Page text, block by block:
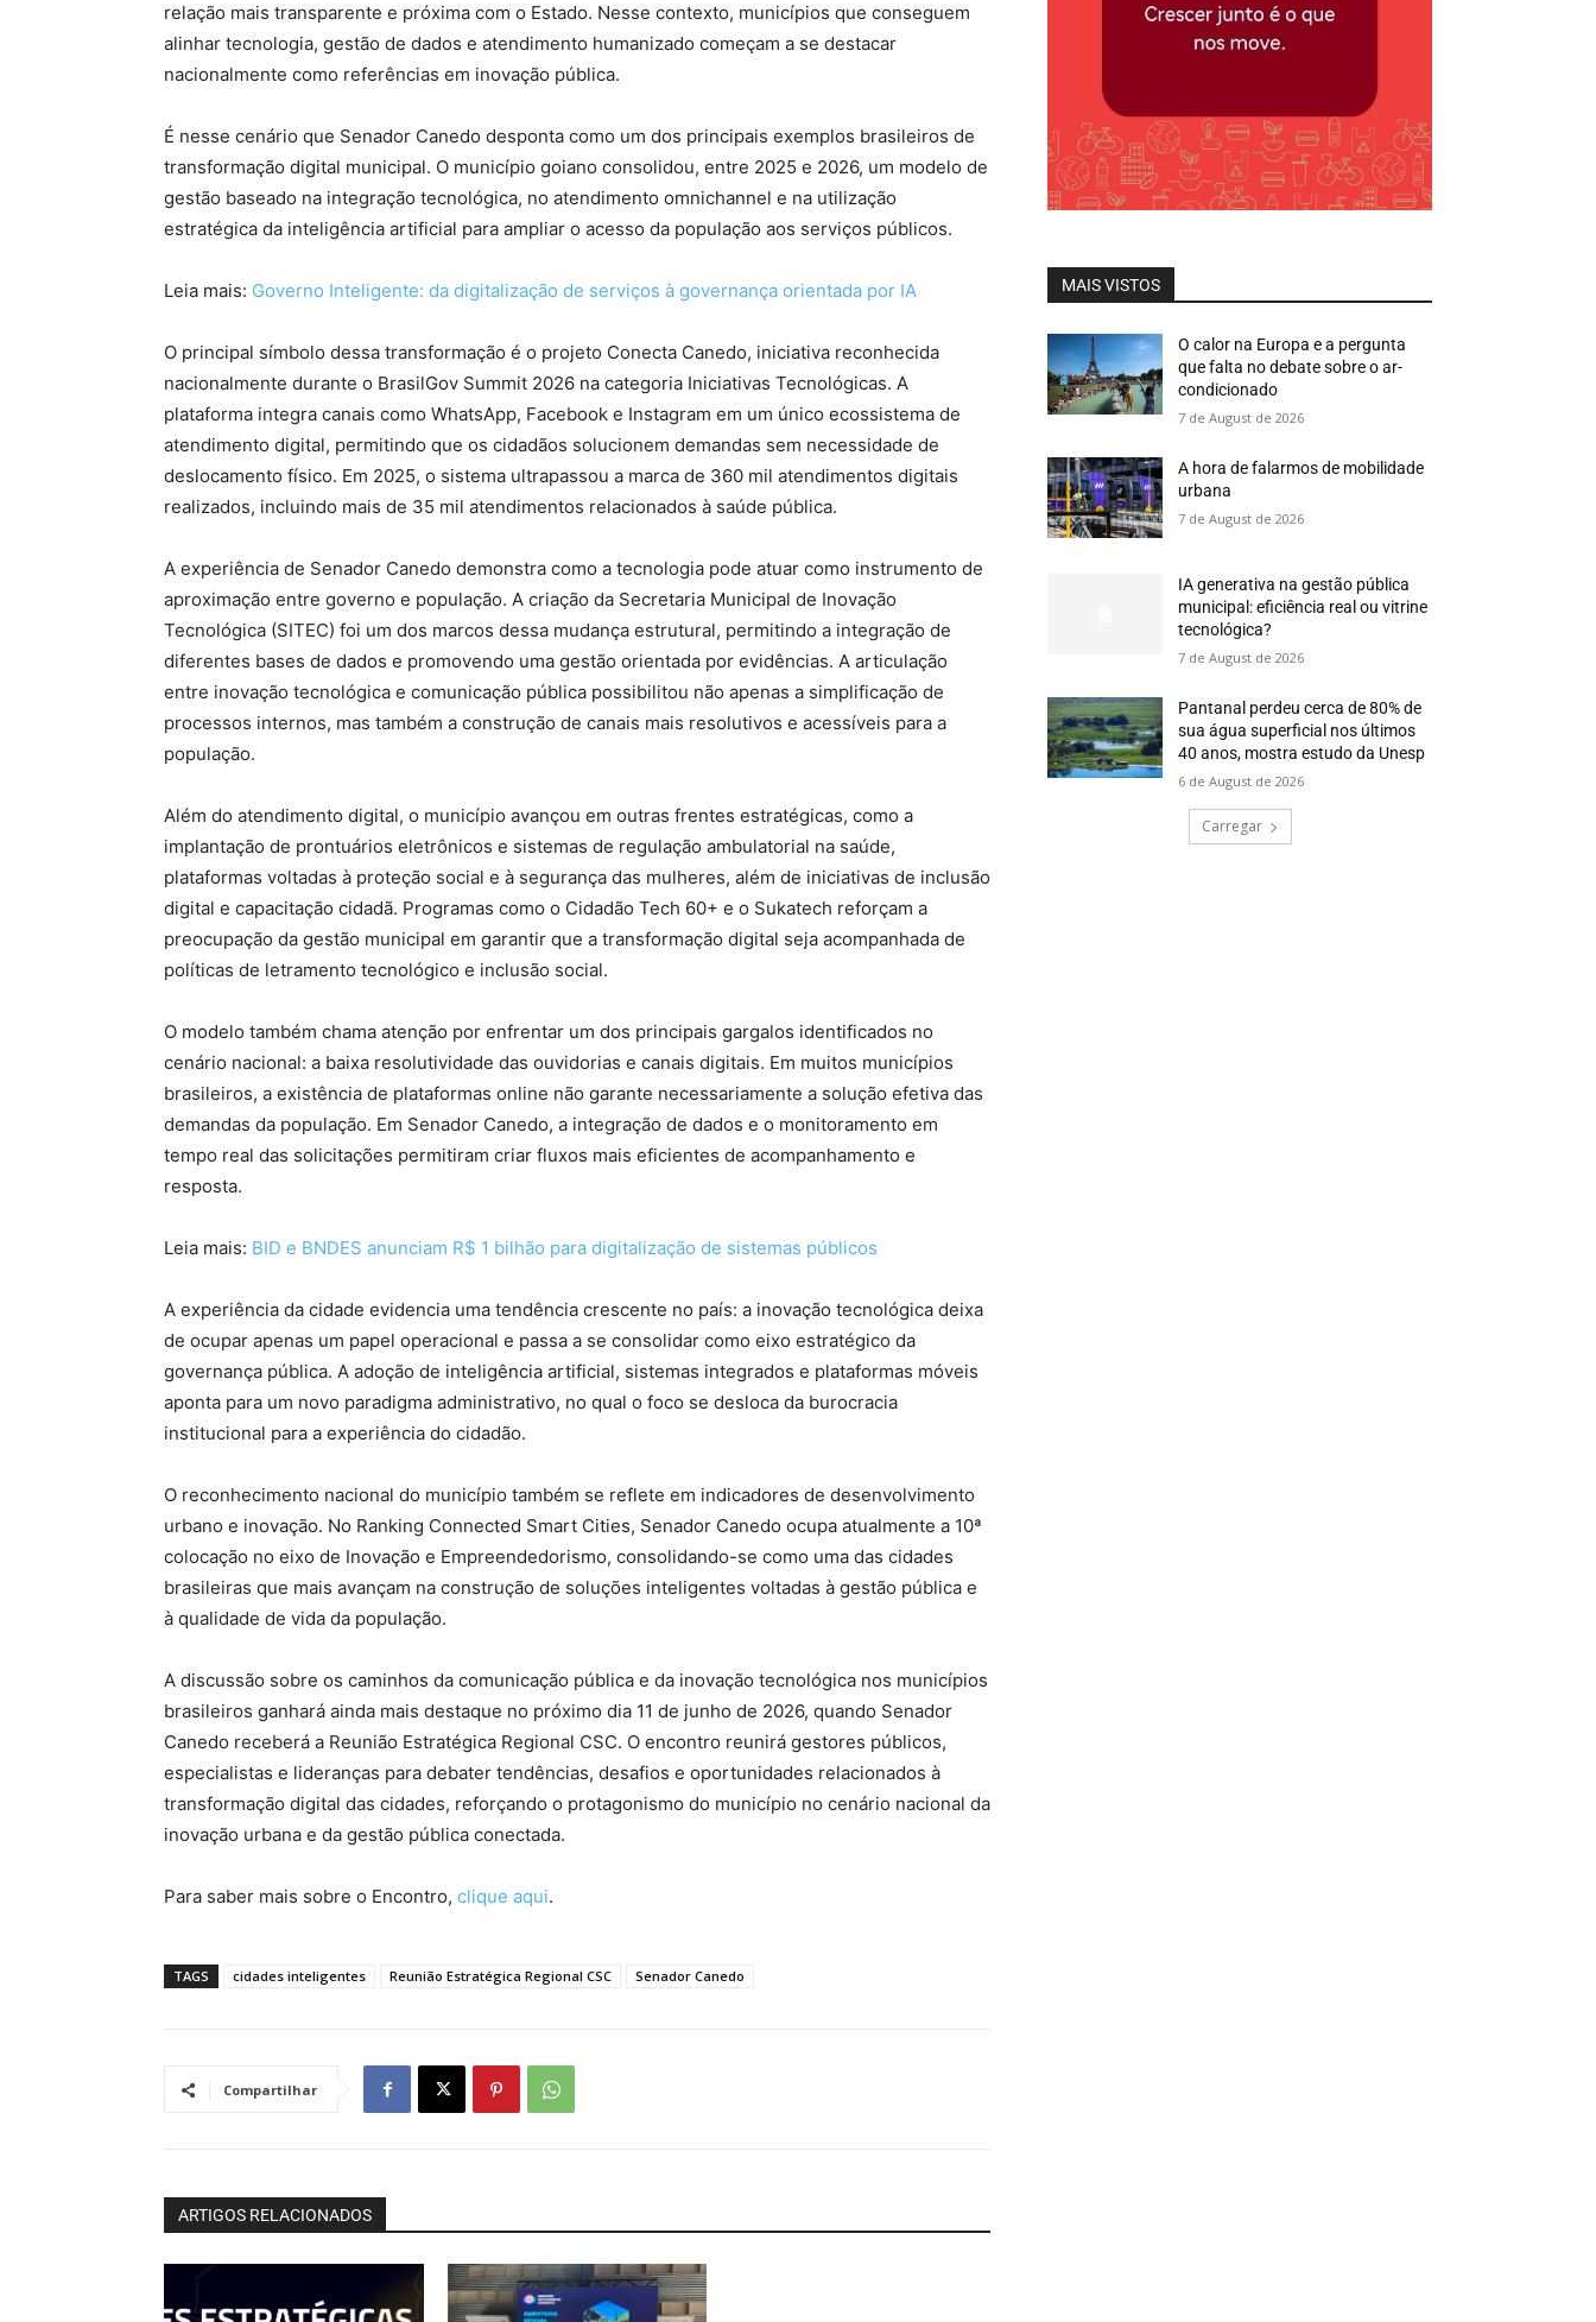
relação mais transparente e próxima com o Estado. Nesse contexto, municípios que conseguem
alinhar tecnologia, gestão de dados e atendimento humanizado começam a se destacar
nacionalmente como referências em inovação pública.
É nesse cenário que Senador Canedo desponta como um dos principais exemplos brasileiros de
transformação digital municipal. O município goiano consolidou, entre 2025 e 2026, um modelo de
gestão baseado na integração tecnológica, no atendimento omnichannel e na utilização
estratégica da inteligência artificial para ampliar o acesso da população aos serviços públicos.
Leia mais: Governo Inteligente: da digitalização de serviços à governança orientada por IA
O principal símbolo dessa transformação é o projeto Conecta Canedo, iniciativa reconhecida
nacionalmente durante o BrasilGov Summit 2026 na categoria Iniciativas Tecnológicas. A
plataforma integra canais como WhatsApp, Facebook e Instagram em um único ecossistema de
atendimento digital, permitindo que os cidadãos solucionem demandas sem necessidade de
deslocamento físico. Em 2025, o sistema ultrapassou a marca de 360 mil atendimentos digitais
realizados, incluindo mais de 35 mil atendimentos relacionados à saúde pública.
A experiência de Senador Canedo demonstra como a tecnologia pode atuar como instrumento de
aproximação entre governo e população. A criação da Secretaria Municipal de Inovação
Tecnológica (SITEC) foi um dos marcos dessa mudança estrutural, permitindo a integração de
diferentes bases de dados e promovendo uma gestão orientada por evidências. A articulação
entre inovação tecnológica e comunicação pública possibilitou não apenas a simplificação de
processos internos, mas também a construção de canais mais resolutivos e acessíveis para a
população.
Além do atendimento digital, o município avançou em outras frentes estratégicas, como a
implantação de prontuários eletrônicos e sistemas de regulação ambulatorial na saúde,
plataformas voltadas à proteção social e à segurança das mulheres, além de iniciativas de inclusão
digital e capacitação cidadã. Programas como o Cidadão Tech 60+ e o Sukatech reforçam a
preocupação da gestão municipal em garantir que a transformação digital seja acompanhada de
políticas de letramento tecnológico e inclusão social.
O modelo também chama atenção por enfrentar um dos principais gargalos identificados no
cenário nacional: a baixa resolutividade das ouvidorias e canais digitais. Em muitos municípios
brasileiros, a existência de plataformas online não garante necessariamente a solução efetiva das
demandas da população. Em Senador Canedo, a integração de dados e o monitoramento em
tempo real das solicitações permitiram criar fluxos mais eficientes de acompanhamento e
resposta.
Leia mais: BID e BNDES anunciam R$ 1 bilhão para digitalização de sistemas públicos
A experiência da cidade evidencia uma tendência crescente no país: a inovação tecnológica deixa
de ocupar apenas um papel operacional e passa a se consolidar como eixo estratégico da
governança pública. A adoção de inteligência artificial, sistemas integrados e plataformas móveis
aponta para um novo paradigma administrativo, no qual o foco se desloca da burocracia
institucional para a experiência do cidadão.
O reconhecimento nacional do município também se reflete em indicadores de desenvolvimento
urbano e inovação. No Ranking Connected Smart Cities, Senador Canedo ocupa atualmente a 10ª
colocação no eixo de Inovação e Empreendedorismo, consolidando-se como uma das cidades
brasileiras que mais avançam na construção de soluções inteligentes voltadas à gestão pública e
à qualidade de vida da população.
A discussão sobre os caminhos da comunicação pública e da inovação tecnológica nos municípios
brasileiros ganhará ainda mais destaque no próximo dia 11 de junho de 2026, quando Senador
Canedo receberá a Reunião Estratégica Regional CSC. O encontro reunirá gestores públicos,
especialistas e lideranças para debater tendências, desafios e oportunidades relacionados à
transformação digital das cidades, reforçando o protagonismo do município no cenário nacional da
inovação urbana e da gestão pública conectada.
Para saber mais sobre o Encontro, clique aqui.
TAGS cidades inteligentes Reunião Estratégica Regional CSC Senador Canedo
Compartilhar
ARTIGOS RELACIONADOS
MAIS VISTOS
O calor na Europa e a pergunta
que falta no debate sobre o ar-
condicionado
7 de August de 2026
A hora de falarmos de mobilidade
urbana
7 de August de 2026
IA generativa na gestão pública
municipal: eficiência real ou vitrine
tecnológica?
7 de August de 2026
Pantanal perdeu cerca de 80% de
sua água superficial nos últimos
40 anos, mostra estudo da Unesp
6 de August de 2026
Carregar